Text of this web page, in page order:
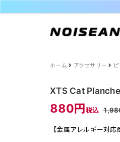
ALL ITEM
SALE
ACDC
FILA
47
ショッピ
ホーム アクセサリー
XTS Cat
880円税込
【金属アレルギー対応